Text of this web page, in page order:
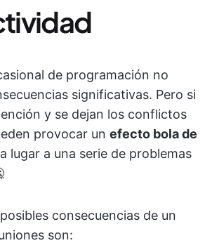
de programación no
significativas. Pero si
y se dejan los conflictos
provocar un efecto bola de
lugar a una serie de problemas
consecuencias de un
son: